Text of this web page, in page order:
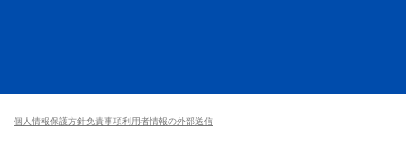
個人情報保護方針免責事項利用者情報の外部送信